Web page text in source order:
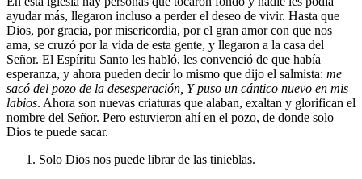
ayudar más, llegaron incluso a perder el deseo de vivir. Hasta que
Dios, por gracia, por misericordia, por el gran amor con que nos
ama, se cruzó por la vida de esta gente, y llegaron a la casa del
Señor. El Espíritu Santo les habló, les convenció de que había
esperanza, y ahora pueden decir lo mismo que dijo el salmista: me
sacó del pozo de la desesperación, Y puso un cántico nuevo en mis
labios. Ahora son nuevas criaturas que alaban, exaltan y glorifican el
nombre del Señor. Pero estuvieron ahí en el pozo, de donde solo
Dios te puede sacar.
Solo Dios nos puede librar de las tinieblas.